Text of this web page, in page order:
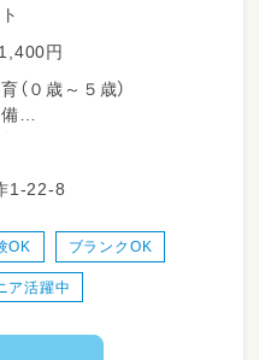
円
（０歳～５歳）
1-22-8
OK ブランクOK
ア活躍中